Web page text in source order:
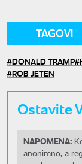
TAGOVI
DONALD TRAMP
ROB JETEN
Ostavite
NAPOMENA:
anonimno, a